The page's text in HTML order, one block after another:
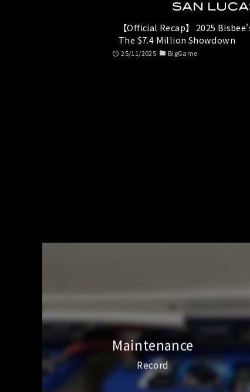
【Official Recap】 2025
The $7.4 Million Showdown
25/11/2025 BigGame
Maintenance
Record